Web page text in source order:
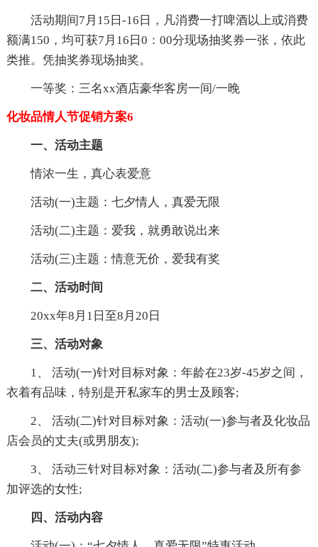
活动期间7月15日-16日，凡消费一打啤酒以上或消费
额满150，均可获7月16日0：00分现场抽奖券一张，依此
类推。凭抽奖券现场抽奖。
一等奖：三名xx酒店豪华客房一间/一晚
化妆品情人节促销方案6
一、活动主题
情浓一生，真心表爱意
活动(一)主题：七夕情人，真爱无限
活动(二)主题：爱我，就勇敢说出来
活动(三)主题：情意无价，爱我有奖
二、活动时间
20xx年8月1日至8月20日
三、活动对象
1、 活动(一)针对目标对象：年龄在23岁-45岁之间，
衣着有品味，特别是开私家车的男士及顾客;
2、 活动(二)针对目标对象：活动(一)参与者及化妆品
店会员的丈夫(或男朋友);
3、 活动三针对目标对象：活动(二)参与者及所有参
加评选的女性;
四、活动内容